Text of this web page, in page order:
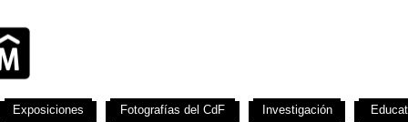
Exposiciones Fotografías del CdF Investigación